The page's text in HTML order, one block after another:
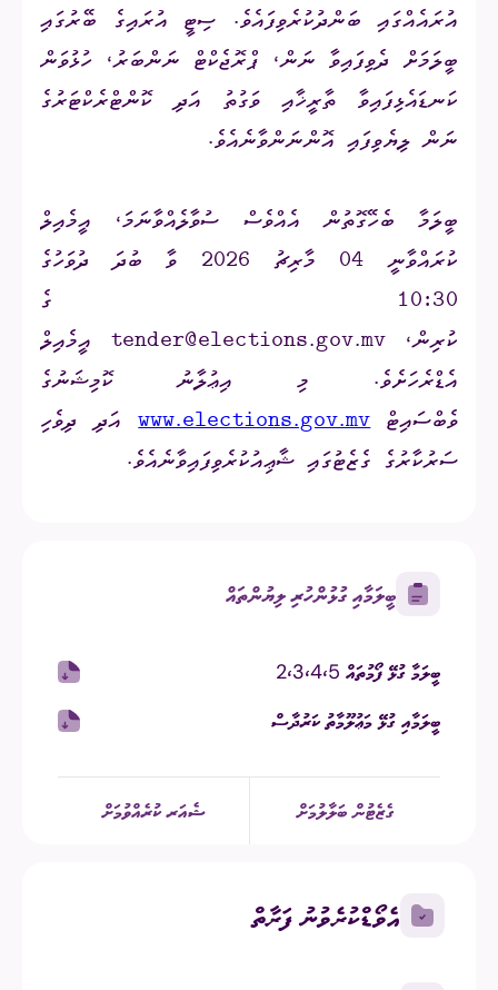
އުރައެއްގައި ބަންދުކުރެވިފައެވެ. ސިޓީ އުރައިގެ ބޭރުގައި
ބީލަމަށް ދެވިފައިވާ ނަން، ޕްރޮޖެކްޓް ނަންބަރު، ހުޅުވަން
ކަނޑައެޅިފައިވާ ތާރީޚާއި ވަގުތު އަދި ކޮންޓްރެކްޓަރުގެ
ނަން ލިޔެވިފައި އޮންނަންވާނެއެވެ.
ބީލަމާ ބެހޭގޮތުން އެއްވެސް ސުވާލެއްވާނަމަ، އީމެއިލް
ކުރައްވާނީ 04 މާރިޗު 2026 ވާ ބުދަ ދުވަހުގެ
10:30 ގެ
ކުރިން،tender@elections.gov.mv އީމެއިލް
އެޑްރެހަށެވެ. މި އިޢުލާނު ކޮމިޝަނުގެ
ވެބްސައިޓްwww.elections.gov.mvއަދި ދިވެހި
ސަރުކާރުގެ ގެޒެޓުގައި ޝާޢިއުކުރެވިފައިވާނެއެވެ.
ބީލަމާއި ގުޅުންހުރި ލިޔުންތައް
ބީލަމާ ގުޅޭ ފޯމުތައް 2،3،4،5
ބީލަމާއި ގުޅޭ މަޢުލޫމާތު ކަރުދާސް
ގެޒެޓުން ބަލާލުމަށް ޝެއަރ ކުރެއްވުމަށް
އެވޯޑްކުރެވުނު ފަރާތް